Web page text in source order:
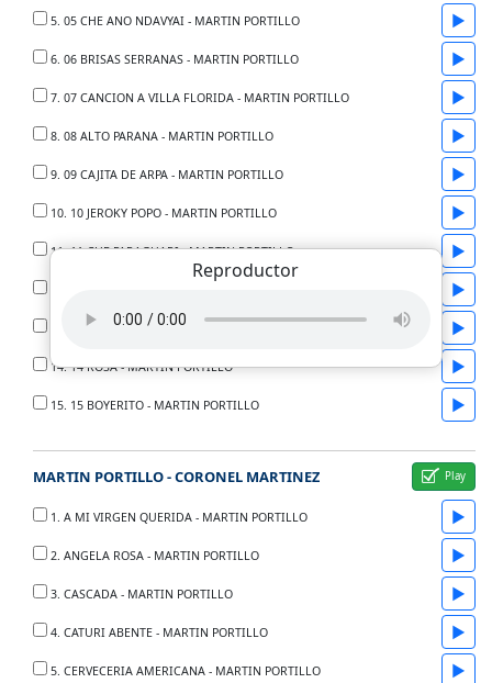
5. 05 CHE ANO NDAVYAI - MARTIN PORTILLO ▶
6. 06 BRISAS SERRANAS - MARTIN PORTILLO ▶
7. 07 CANCION A VILLA FLORIDA - MARTIN PORTILLO ▶
8. 08 ALTO PARANA - MARTIN PORTILLO ▶
9. 09 CAJITA DE ARPA - MARTIN PORTILLO ▶
10. 10 JEROKY POPO - MARTIN PORTILLO ▶
11. 11 CHE PARAGUARI - MARTIN PORTILLO ▶
▶
13. 13 ACUARELA DE MI PUEBLO - MARTIN PORTILLO ▶
14. 14 ROSA - MARTIN PORTILLO ▶
15. 15 BOYERITO - MARTIN PORTILLO ▶
MARTIN PORTILLO - CORONEL MARTINEZ
1. A MI VIRGEN QUERIDA - MARTIN PORTILLO ▶
2. ANGELA ROSA - MARTIN PORTILLO ▶
3. CASCADA - MARTIN PORTILLO ▶
4. CATURI ABENTE - MARTIN PORTILLO ▶
5. CERVECERIA AMERICANA - MARTIN PORTILLO ▶
Reproductor